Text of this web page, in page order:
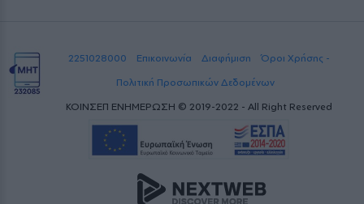
2251028000 Επικοινωνία Διαφήμιση
Όροι Χρήσης -
Πολιτική Προσωπικών Δεδομένων
ΚΟΙΝΣΕΠ ΕΝΗΜΕΡΩΣΗ © 2019-2022 - All Right Reserved